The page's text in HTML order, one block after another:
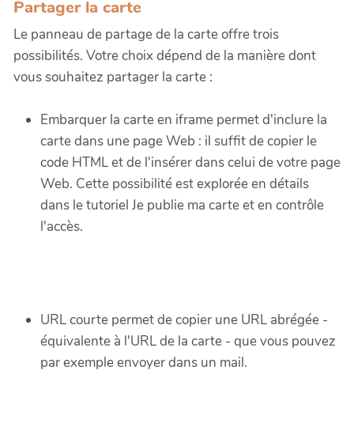
Partager la carte
Le panneau de partage de la carte offre trois
possibilités. Votre choix dépend de la manière dont
vous souhaitez partager la carte :
Embarquer la carte en iframe permet d'inclure la
carte dans une page Web : il suffit de copier le
code HTML et de l'insérer dans celui de votre page
Web. Cette possibilité est explorée en détails
dans le tutoriel Je publie ma carte et en contrôle
l'accès.
URL courte permet de copier une URL abrégée -
équivalente à l'URL de la carte - que vous pouvez
par exemple envoyer dans un mail.